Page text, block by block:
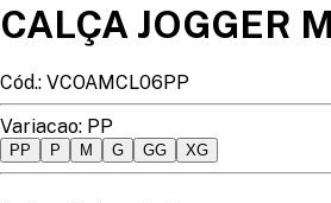
CALÇA JOGGER
Cód.: VCOAMCL06PP
Variacao: PP
PP P M G GG XG